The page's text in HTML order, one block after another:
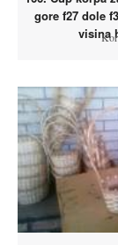
gore f27 dole
visina